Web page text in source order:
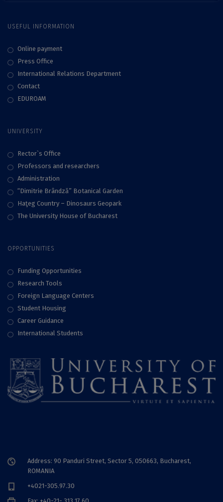
USEFUL INFORMATION
Online payment
Press Office
International Relations Department
Contact
EDUROAM
UNIVERSITY
Rector`s Office
Professors and researchers
Administration
“Dimitrie Brândză” Botanical Garden
Haţeg Country – Dinosaurs Geopark
The University House of Bucharest
OPPORTUNITIES
Funding Opportunities
Research Tools
Foreign Language Centers
Student Housing
Career Guidance
International Students
Address: 90 Panduri Street, Sector 5, 050663, Bucharest,
ROMANIA
+4021-305.97.30